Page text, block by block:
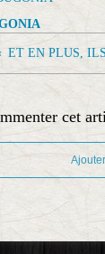
ET EN PLUS,
cet